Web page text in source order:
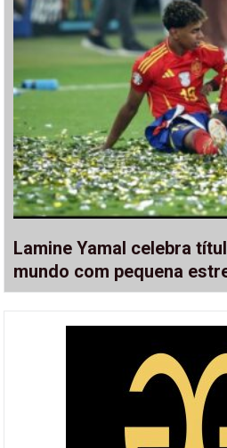
Lamine Yamal celebra
mundo com pequena